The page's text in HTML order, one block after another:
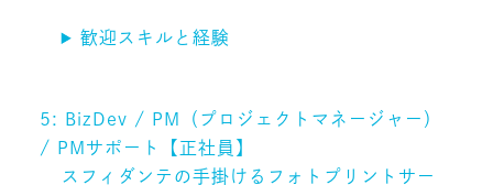
歓迎スキルと経験
5: BizDev / PM（プロジェクトマネージャー）
/ PMサポート【正社員】
スフィダンテの手掛けるフォトプリントサー